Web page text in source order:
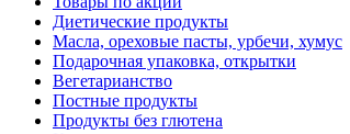
Диетические продукты
Масла, ореховые пасты, урбечи, хумус
Подарочная упаковка, открытки
Вегетарианство
Постные продукты
Продукты без глютена